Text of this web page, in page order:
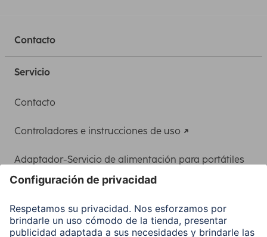
Contacto
Servicio
Contacto
Controladores e instrucciones de uso
Adaptador-Servicio de alimentación para portátiles
Clientes online